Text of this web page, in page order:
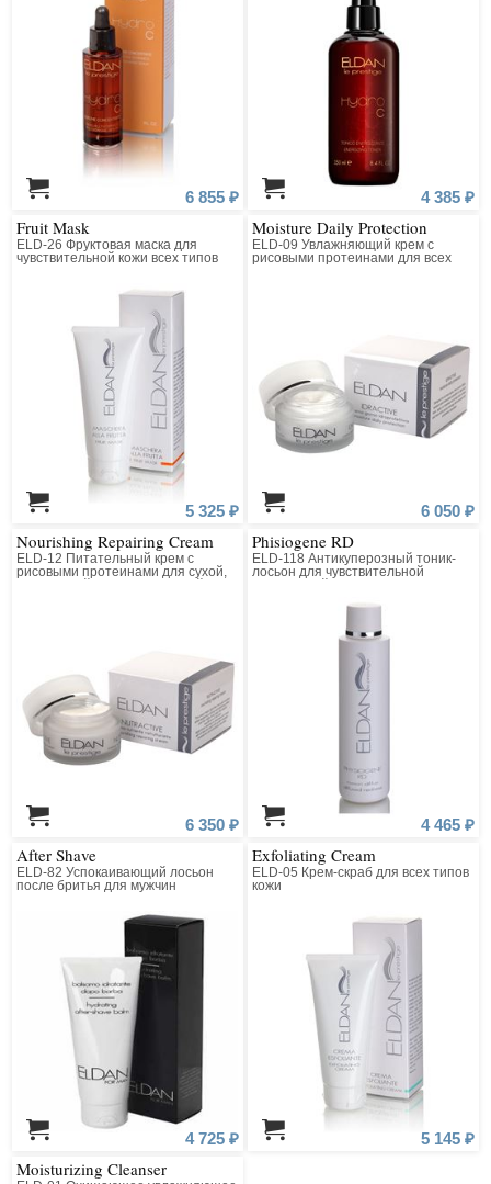
6 855 ₽ 4 385 ₽
Fruit Mask
ELD-26 Фруктовая маска для
чувствительной кожи всех типов
5 325 ₽
Moisture Daily Protection
ELD-09 Увлажняющий крем с
рисовыми протеинами для всех
6 050 ₽
Nourishing Repairing Cream
ELD-12 Питательный крем с
рисовыми протеинами для сухой,
очень сухой и чувствительной кожи
6 350 ₽
Phisiogene RD
ELD-118 Антикуперозный тоник-
лосьон для чувствительной
нормальной кожи
4 465 ₽
After Shave
ELD-82 Успокаивающий лосьон
после бритья для мужчин
4 725 ₽
Exfoliating Cream
ELD-05 Крем-скраб для всех типов
кожи
5 145 ₽
Moisturizing Cleanser